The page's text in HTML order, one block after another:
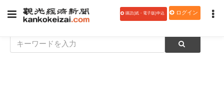
購読(紙・電子版)申込 ログイン